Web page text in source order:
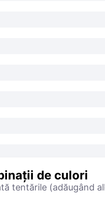
de culori
tentările (adăugând